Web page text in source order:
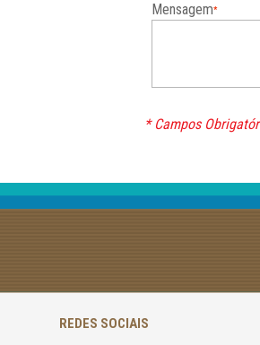
Mensagem
* Campos
REDES SOCIAIS